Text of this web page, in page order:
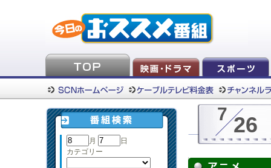
月
日
カテゴリー
7 26